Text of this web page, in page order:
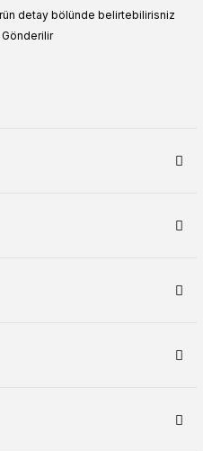
detay bölünde belirtebilirisniz
Gönderilir